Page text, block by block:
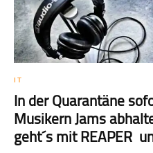
IT
In der Quarantäne
Musikern Jams
geht´s mit REAPER